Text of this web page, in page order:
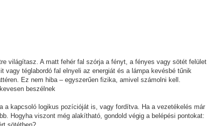
világítasz. A matt fehér fal szórja a fényt, a fényes vagy sötét felület
vagy téglabordó fal elnyeli az energiát és a lámpa kevésbé tűnik
Ez nem hiba – egyszerűen fizika, amivel számolni kell.
beszélnek
a kapcsoló logikus pozícióját is, vagy fordítva. Ha a vezetékelés már
Hogyha viszont még alakítható, gondold végig a belépési pontokat: